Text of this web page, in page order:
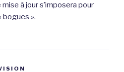
à jour s’imposera pour
».